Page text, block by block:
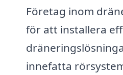
Företag inom
för att installera
innefatta